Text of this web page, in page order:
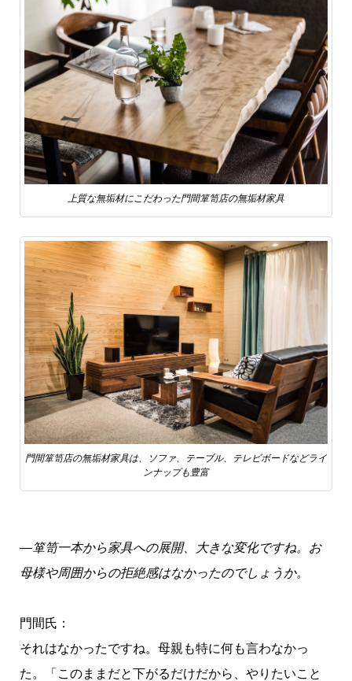
上質な無垢材にこだわった門間箪笥店の無垢材家具
門間箪笥店の無垢材家具は、ソファ、テーブル、テレビボードなどライ
ンナップも豊富
―箪笥一本から家具への展開、大きな変化ですね。お
母様や周囲からの拒絶感はなかったのでしょうか。
門間氏：
それはなかったですね。母親も特に何も言わなかっ
た。「このままだと下がるだけだから、やりたいこと